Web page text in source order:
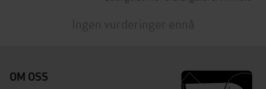
Ingen vurderinger ennå
OM OSS